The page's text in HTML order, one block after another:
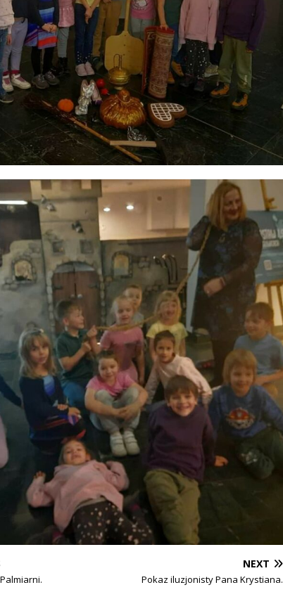
NEXT
Pokaz iluzjonisty Pana Krystiana.